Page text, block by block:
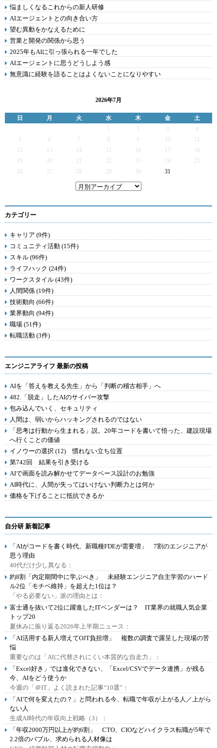
悩ましくなるこれからの新人研修
AIエージェントとの向き合い方
望む異動をかなえるために
営業と開発の関係から思う
2025年もAIに引っ張られる一年でした
AIエージェントに思うどうしよう感
無意識に経験を語ることはよくないことになりやすい
2026年7月
日 月 火 水 木 金
土
2 3
4
5
6 7 9
12
13 14 15 16 17
19
20 21 22 23 24
25
26
27 28 29 30 31
カテゴリー
キャリア (9件)
コミュニティ活動 (15件)
スキル (96件)
ライフハック (24件)
ワークスタイル (43件)
人間関係 (19件)
技術動向 (66件)
業界動向 (94件)
職場 (51件)
転職活動 (3件)
エンジニアライフ 最新の投稿
AIを「答えを教える先生」から「判断の稽古相手」へ
482.「脱走」したAIのサイバー攻撃
包み込んでいく、セキュリティ
人間は、弱いからハッキングされるのではない
「思考は行動から生まれる」説。20年コードを書いて悟った、建設現場
へ行くことの価値
イノウーの選択 (12) 慣れない立ち位置
第742回 結果を引き受ける
AIで画面を読み解かせてデータベース設計のお勉強
AI時代に、人間が失ってはいけない判断力とは何か
価格を下げることに抵抗できるか
自分研 新着記事
「AIがコードを書く時代、新職種FDEが需要増」 7割のエンジニアが
思う理由
40代だけ少し異なる：
約8割「内定期間中に学ぶべき」 未経験エンジニア自主学習のハード
ル2位「モチベ維持」を超えた1位は？
「やる必要ない」派の理由とは：
富士通を抜いて2位に躍進したITベンダーは？ IT業界の就職人気企業
トップ20
夏休みに振り返る2026年上半期ニュース：
「AI活用する新人増えてOJT負担増」 複数の調査で露呈した現場の苦
悩
重要なのは「AIに代替されにくい本質的な自走力」：
「Excel好き」では進化できない、「Excel/CSVでデータ連携」が残る
今、AIをどう使うか
今週の「＠IT」よく読まれた記事“10選”：
「AIで何を変えたの？」と問われる今、転職で年収が上がる人／上がら
ない人
生成AI時代の年収向上戦略（3）：
「年収2000万円以上が約6割」 CTO、CIOなどハイクラス転職が5年で
2.2倍のバブル、求められる人材像は